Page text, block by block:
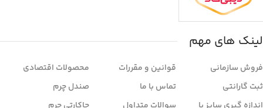
لینک های مهم
فروش سازمانی
ثبت گارانتی
قوانین و مقررات
تماس با ما
محصولات اقتصادی
صندل چرم